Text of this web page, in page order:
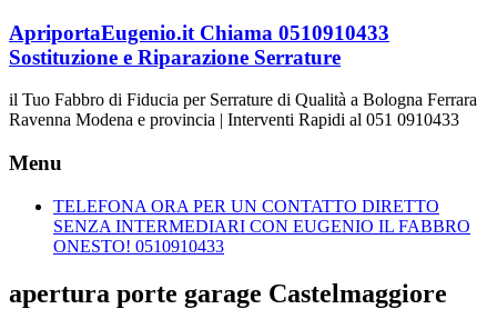
Vai
al
contenuto
ApriportaEugenio.it Chiama 0510910433
Sostituzione e Riparazione Serrature
il Tuo Fabbro di Fiducia per Serrature di Qualità a Bologna Ferrara
Ravenna Modena e provincia | Interventi Rapidi al 051 0910433
Menu
TELEFONA ORA PER UN CONTATTO DIRETTO
SENZA INTERMEDIARI CON EUGENIO IL FABBRO
ONESTO! 0510910433
apertura porte garage Castelmaggiore